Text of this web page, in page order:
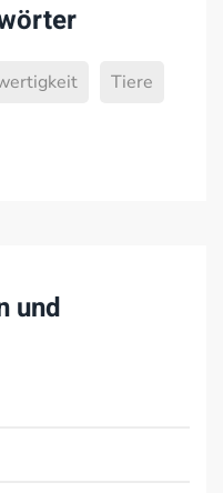
Tiere
und